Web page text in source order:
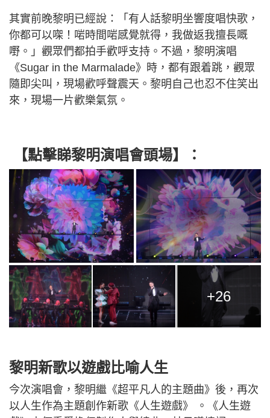
其實前晚黎明已經說：「有人話黎明坐響度唱快歌，
你都可以㗎！啱時間啱感覺就得，我做返我擅長嘅
嘢。」觀眾們都拍手歡呼支持。不過，黎明演唱
《Sugar in the Marmalade》時，都有跟着跳，觀眾
隨即尖叫，現場歡呼聲震天。黎明自己也忍不住笑出
來，現場一片歡樂氣氛。
【點擊睇黎明演唱會頭場】：
+26
黎明新歌以遊戲比喻人生
今次演唱會，黎明繼《超平凡人的主題曲》後，再次
以人生作為主題創作新歌《人生遊戲》 。《人生遊